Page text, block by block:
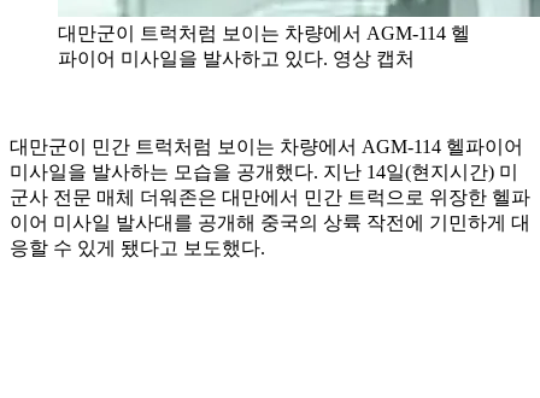
대만군이 트럭처럼 보이는 차량에서 AGM-114 헬
파이어 미사일을 발사하고 있다. 영상 캡처
대만군이 민간 트럭처럼 보이는 차량에서 AGM-114 헬파이어
미사일을 발사하는 모습을 공개했다. 지난 14일(현지시간) 미
군사 전문 매체 더워존은 대만에서 민간 트럭으로 위장한 헬파
이어 미사일 발사대를 공개해 중국의 상륙 작전에 기민하게 대
응할 수 있게 됐다고 보도했다.